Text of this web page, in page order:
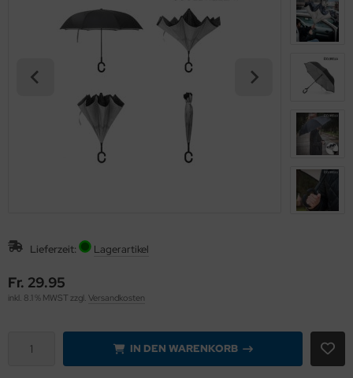
Lieferzeit: Lagerartikel
Fr. 29.95
inkl. 8.1 % MWST zzgl. Versandkosten
IN DEN WARENKORB